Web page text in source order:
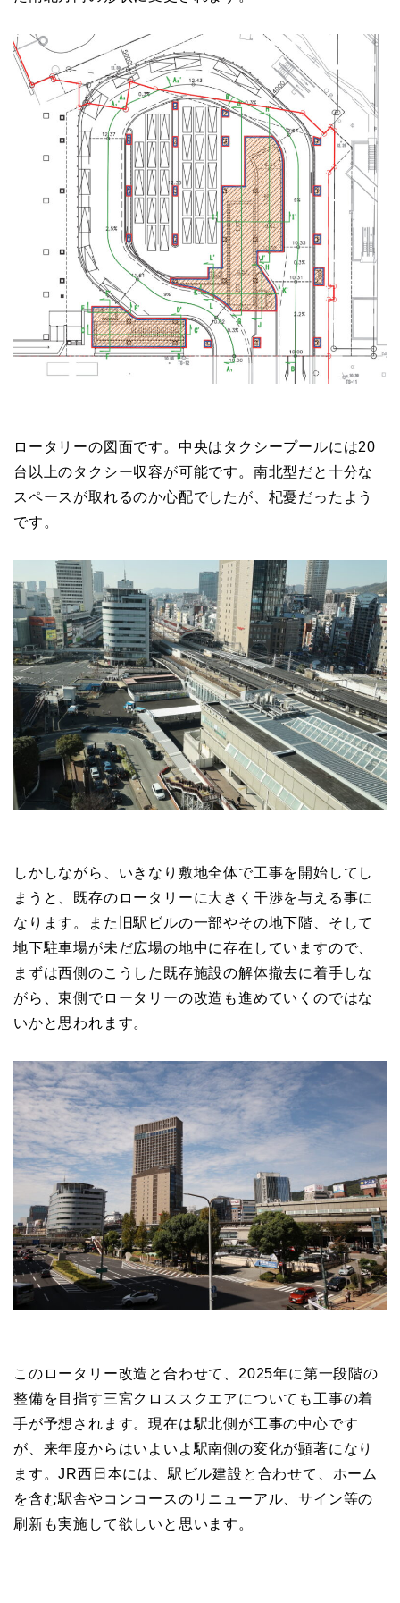
ロータリーの図面です。中央はタクシープールには20
台以上のタクシー収容が可能です。南北型だと十分な
スペースが取れるのか心配でしたが、杞憂だったよう
です。
しかしながら、いきなり敷地全体で工事を開始してし
まうと、既存のロータリーに大きく干渉を与える事に
なります。また旧駅ビルの一部やその地下階、そして
地下駐車場が未だ広場の地中に存在していますので、
まずは西側のこうした既存施設の解体撤去に着手しな
がら、東側でロータリーの改造も進めていくのではな
いかと思われます。
このロータリー改造と合わせて、2025年に第一段階の
整備を目指す三宮クロススクエアについても工事の着
手が予想されます。現在は駅北側が工事の中心です
が、来年度からはいよいよ駅南側の変化が顕著になり
ます。JR西日本には、駅ビル建設と合わせて、ホーム
を含む駅舎やコンコースのリニューアル、サイン等の
刷新も実施して欲しいと思います。